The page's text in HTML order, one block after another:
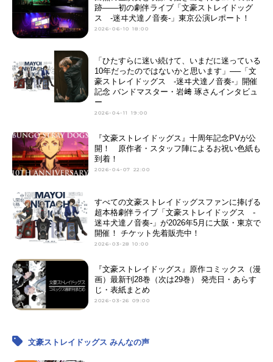
跡――初の劇伴ライブ「文豪ストレイドッグ
ス -迷ヰ犬達ノ音奏-」東京公演レポート！
2026-06-10 18:00
「ひたすらに迷い続けて、いまだに迷っている
10年だったのではないかと思います」──「文
豪ストレイドッグス -迷ヰ犬達ノ音奏-」開催
記念 バンドマスター・岩﨑 琢さんインタビュ
ー
2026-04-11 19:00
『文豪ストレイドッグス』十周年記念PVが公
開！ 原作者・スタッフ陣によるお祝い色紙も
到着！
2026-04-07 22:00
すべての文豪ストレイドッグスファンに捧げる
超本格劇伴ライブ「文豪ストレイドッグス -
迷ヰ犬達ノ音奏-」が2026年5月に大阪・東京で
開催！ チケット先着販売中！
2026-03-28 10:00
『文豪ストレイドッグス』原作コミックス（漫
画）最新刊28巻（次は29巻） 発売日・あらす
じ・表紙まとめ
2026-03-26 09:00
文豪ストレイドッグス みんなの声